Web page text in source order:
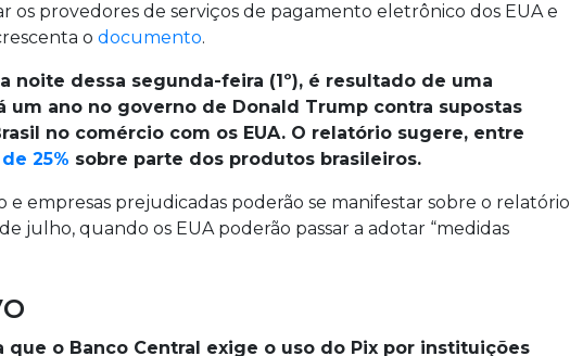
os provedores de serviços de pagamento eletrônico dos EUA e
o documento.
noite dessa segunda-feira (1º), é resultado de uma
um ano no governo de Donald Trump contra supostas
no comércio com os EUA. O relatório sugere, entre
25% sobre parte dos produtos brasileiros.
e empresas prejudicadas poderão se manifestar sobre o relatório
julho, quando os EUA poderão passar a adotar “medidas
que o Banco Central exige o uso do Pix por instituições